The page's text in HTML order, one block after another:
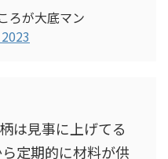
ろが大底マン
は見事に上げてる
定期的に材料が供